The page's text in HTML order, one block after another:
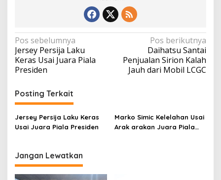
Navigasi
pos
Pos sebelumnya
Jersey Persija Laku
Keras Usai Juara Piala
Presiden
Pos berikutnya
Daihatsu Santai
Penjualan Sirion Kalah
Jauh dari Mobil LCGC
Posting Terkait
Jersey Persija Laku Keras
Usai Juara Piala Presiden
Marko Simic Kelelahan Usai
Arak arakan Juara Piala
Jangan Lewatkan